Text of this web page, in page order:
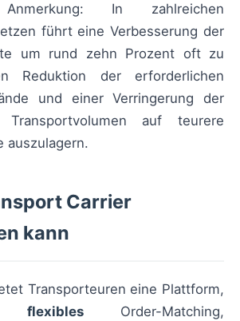
In zahlreichen
führt eine Verbesserung der
um rund zehn Prozent oft zu
Reduktion der erforderlichen
und einer Verringerung der
Transportvolumen auf teurere
auszulagern.
Carrier
kann
Transporteuren eine Plattform,
flexibles Order-Matching,